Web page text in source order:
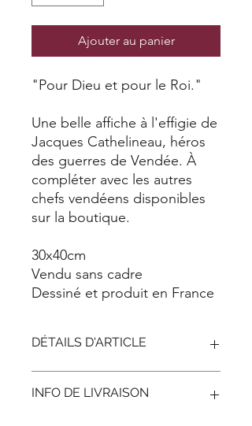
Ajouter au panier
"Pour Dieu et pour le Roi."
Une belle affiche à l'effigie de
Jacques Cathelineau, héros
des guerres de Vendée. À
compléter avec les autres
chefs vendéens disponibles
sur la boutique.
30x40cm
Vendu sans cadre
Dessiné et produit en France
DÉTAILS D'ARTICLE
Vendu sans cadre
INFO DE LIVRAISON